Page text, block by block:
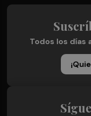
Todos los días